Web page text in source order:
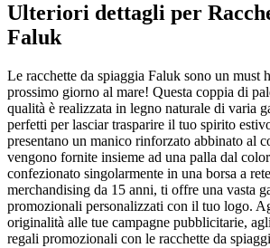
Ulteriori dettagli per
Faluk
Le racchette da spiaggia Faluk sono un must
prossimo giorno al mare! Questa coppia di
qualità è realizzata in legno naturale di varia
perfetti per lasciar trasparire il tuo spirito
presentano un manico rinforzato abbinato al
vengono fornite insieme ad una palla dal
confezionato singolarmente in una borsa a
merchandising da 15 anni, ti offre una vasta
promozionali personalizzati con il tuo logo.
originalità alle tue campagne pubblicitarie,
regali promozionali con le racchette da